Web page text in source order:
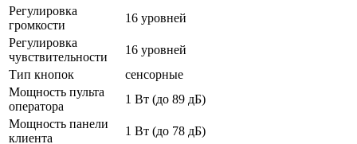
Регулировка
громкости
16 уровней
Регулировка
чувствительности
16 уровней
Тип кнопок
сенсорные
Мощность пульта
оператора
1 Вт (до 89 дБ)
Мощность панели
клиента
1 Вт (до 78 дБ)